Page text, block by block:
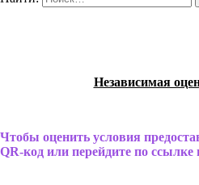
Независимая
Чтобы оценить условия
QR-код или перейдите по ссылке